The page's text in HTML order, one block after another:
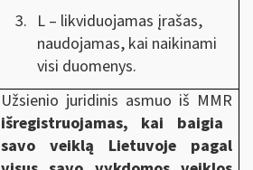
L – likviduojamas įrašas,
naudojamas, kai naikinami
visi duomenys.
Užsienio juridinis asmuo iš MMR
išregistruojamas, kai baigia
savo veiklą Lietuvoje pagal